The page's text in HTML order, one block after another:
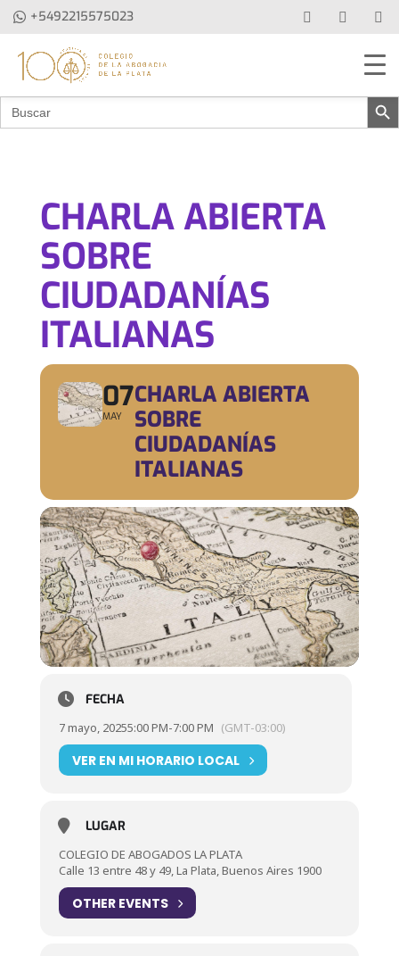
+5492215575023
Buscar: Botón de
CHARLA ABIERTA
SOBRE
CIUDADANÍAS
ITALIANAS
07
MAY
CHARLA ABIERTA
SOBRE
CIUDADANÍAS
ITALIANAS
FECHA
7 mayo, 20255:00 PM-7:00 PM (GMT-03:00)
VER EN MI HORARIO LOCAL
LUGAR
COLEGIO DE ABOGADOS LA PLATA
Calle 13 entre 48 y 49, La Plata, Buenos Aires 1900
OTHER EVENTS